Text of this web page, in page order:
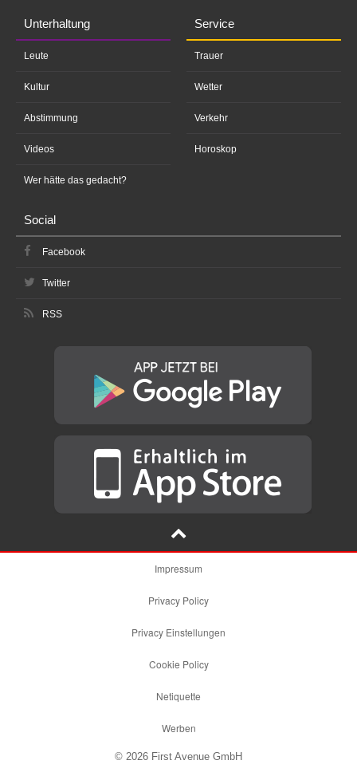
Unterhaltung
Leute
Kultur
Abstimmung
Videos
Wer hätte das gedacht?
Service
Trauer
Wetter
Verkehr
Horoskop
Social
Facebook
Twitter
RSS
Impressum
Privacy Policy
Privacy Einstellungen
Cookie Policy
Netiquette
Werben
© 2026 First Avenue GmbH